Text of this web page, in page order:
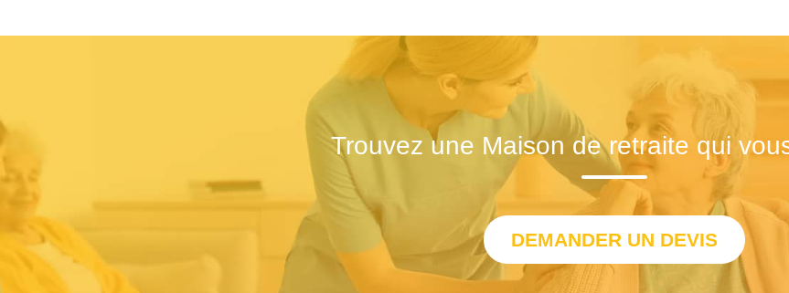
Trouvez une Maison de retraite qui
DEMANDER UN DEVIS